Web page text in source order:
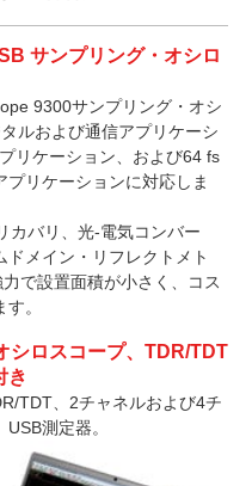
サンプリング・オシロ
9300サンプリング・オシ
ルおよび通信アプリケーシ
リケーション、および64 fs
プリケーションに対応しま
カバリ、光-電気コンバー
メイン・リフレクトメト
で設置面積が小さく、コス
。
シロスコープ、TDR/TDT
き
TDT、2チャネルおよび4チ
測定器。